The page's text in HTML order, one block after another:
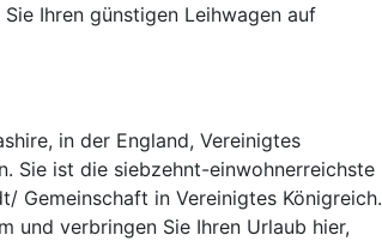
Ihren günstigen Leihwagen auf
in der England, Vereinigtes
Sie ist die siebzehnt-einwohnerreichste
Gemeinschaft in Vereinigtes Königreich.
und verbringen Sie Ihren Urlaub hier,